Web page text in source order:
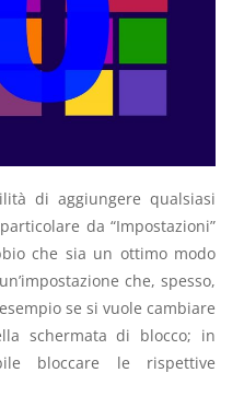
di aggiungere qualsiasi
da “Impostazioni”
che sia un ottimo modo
che, spesso,
se si vuole cambiare
schermata di blocco; in
bloccare le rispettive